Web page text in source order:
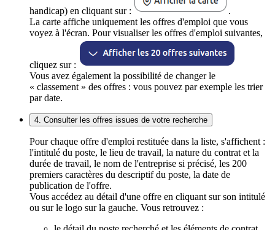
handicap) en cliquant sur :
.
La carte affiche uniquement les offres d'emploi que vous
voyez à l'écran. Pour visualiser les offres d'emploi suivantes,
cliquez sur :
Vous avez également la possibilité de changer le
« classement » des offres : vous pouvez par exemple les trier
par date.
4. Consulter les offres issues de votre recherche
Pour chaque offre d'emploi restituée dans la liste, s'affichent :
l'intitulé du poste, le lieu de travail, la nature du contrat et la
durée de travail, le nom de l'entreprise si précisé, les 200
premiers caractères du descriptif du poste, la date de
publication de l'offre.
Vous accédez au détail d'une offre en cliquant sur son intitulé
ou sur le logo sur la gauche. Vous retrouvez :